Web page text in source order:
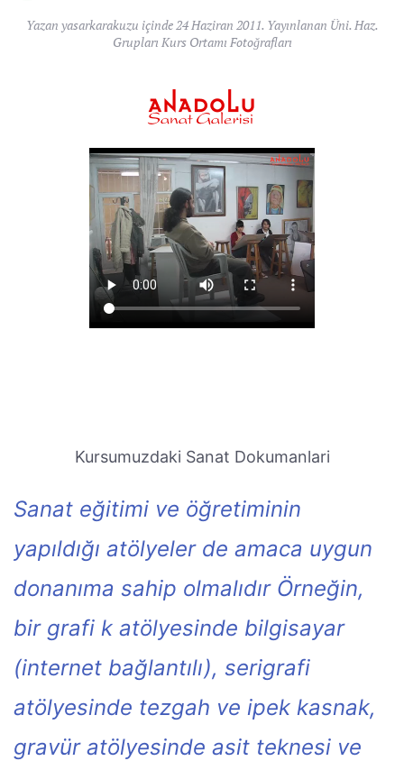
Yazan yasarkarakuzu içinde 24 Haziran 2011. Yayınlanan Üni. Haz.
Grupları Kurs Ortamı Fotoğrafları
Kursumuzdaki Sanat Dokumanlari
Sanat eğitimi ve öğretiminin
yapıldığı atölyeler de amaca uygun
donanıma sahip olmalıdır Örneğin,
bir grafi k atölyesinde bilgisayar
(internet bağlantılı), serigrafi
atölyesinde tezgah ve ipek kasnak,
gravür atölyesinde asit teknesi ve